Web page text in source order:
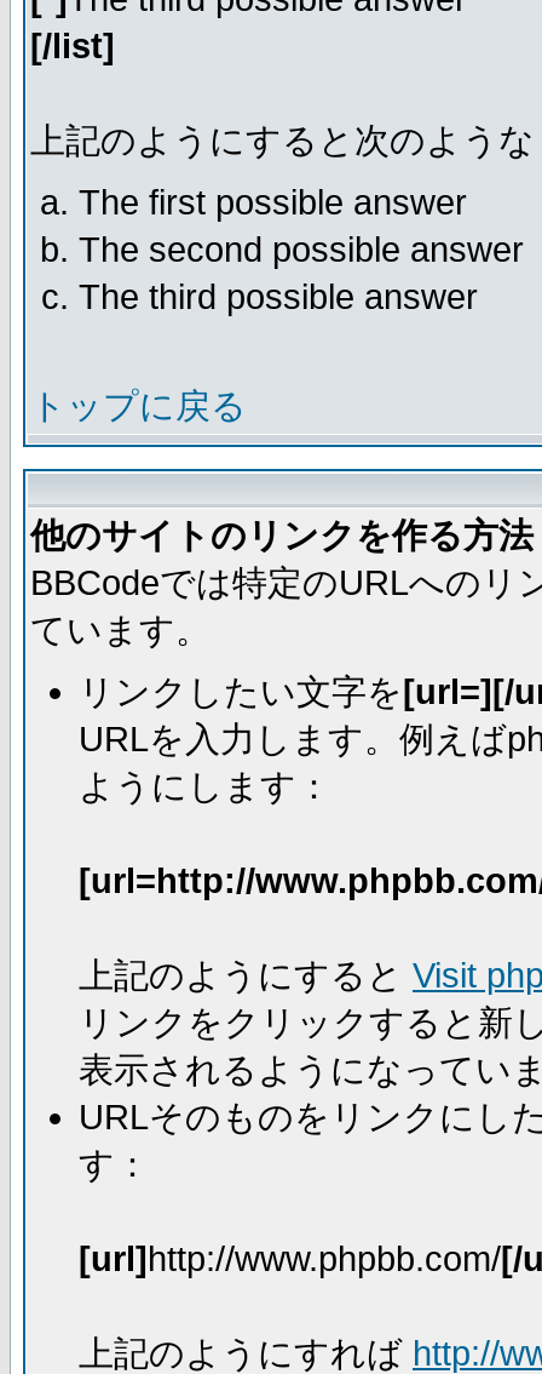
[/list]
上記のようにすると次のよう
The first possible answer
The second possible answer
The third possible answer
トップに戻る
他のサイトのリンクを作る方法
BBCodeでは特定のURLへのリ
ています。
リンクしたい文字を[url=][/
URLを入力します。例えば
ようにします：
[url=http://
上記のようにすると Visit
リンクをクリックすると新
表示されるようになってい
URLそのものをリンクにし
す：
[url]http://www.phpbb.com/[/
上記のようにすれば http://